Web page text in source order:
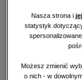
Niestety,
obecnie
Nasza strona i
statystyk
Możesz zmienić
o nich - w